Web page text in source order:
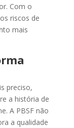
Com o
riscos de
mais
preciso,
a história de
A PBSF não
a qualidade